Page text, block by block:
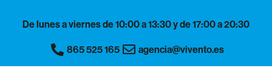
De lunes a viernes de 10:00 a 13:30 y de 17:00 a 20:30
865 525 165 agencia@vivento.es